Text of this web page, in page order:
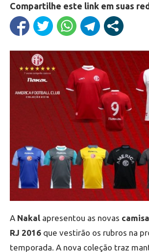
Compartilhe este link em suas
A Nakal apresentou as novas
RJ 2016 que vestirão os rubros na
temporada. A nova coleção traz